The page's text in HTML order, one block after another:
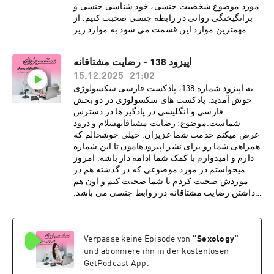
مورد موضوع شخصیت جنسی، خود شناسی جنسی و
برانگیختگی روانی در رابطه جنسی صحبت کنیم. از
مهمترین موارد این قسمت می شود به موارد زیر
خود واقعی همراهمان به جذابیت در رابطه جنسی
کمک می کند.· ارزش ها و نظام اخلاقی ما می
تواند نگرش ما به انجام فانتزی جنسی را تعیین
کند.· بررسی شخصیت های جنسی
مختلف· پیچیدگی انسان ها تاثیر بسیاری در نوع
برانگیختگی روانی جنسی در افراد دارد.درباره دکتر
نازنین معالیدکتر نازنین معالی، روانشناس بالینی و
پژوهشگر روابط جنسی، دارای بورد فوق تخصصی در
بیمارستان کایزر هستند. هم اکنون مطب ایشان در
شهر لس آنجلس به صورت ویدیو تراپی، پذیرای
درمان مدد جویان می باشد. دکتر معالی با مطالعات و
تحقیقاتی گسترده در زمینه های گوناگون روانشناسی،
تجربیات و دانسته های خود از طریق رسانه های
هستند.دوره آموزش
جنسی:https://www.intimacyrewired.comکد
تخفیف Dr. Moaliما را در صفحات اجتماعی دنبال
اپیزود 138 - رضایت مشتاقانه
15.12.2025
21:02
به اپیزود شماره 138، پادکست فارسی سکسولوژی
خوش آمدید. پادکست های سکسولوژی در دو بخش
فارسی و انگلیسی در پادگیر ها در دسترس
شماست.موضوع: رضایت مشتاقانهسلام و درود
عرض میکنم خدمت شما عزیزان. خیلی خوشحالم که
همراهی شما رو برای نشر اپیزودهامون تا این شماره
دارم و امیدوارم با کمک شما ادامه دار باشه. امروز
میخواستم در مورد موضوعی که در گذشته هم در
موردش صحبت کردم با شما صحبت کنم و اون هم
داشتن رضایت مشتاقانه در روابط جنسی می باشد.
اشاره کرد:· مسئله رضایت مشتاقانه مرتبط با
مشتاقانه قرارداد دائمی نیست و هر شخص می تواند
در لحظه این رضایت را پس بگیرد· نداشتن
رضایت حتی در روابط زناشویی هم میتواند نوعی از
Verpasse keine Episode von “Sexology”
und abonniere ihn in der kostenlosen
GetPodcast App.